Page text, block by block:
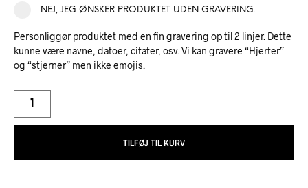
NEJ, JEG ØNSKER PRODUKTET UDEN GRAVERING.
Personliggør produktet med en fin gravering op til 2 linjer. Dette
kunne være navne, datoer, citater, osv. Vi kan gravere “Hjerter”
og “stjerner” men ikke emojis.
TILFØJ TIL KURV